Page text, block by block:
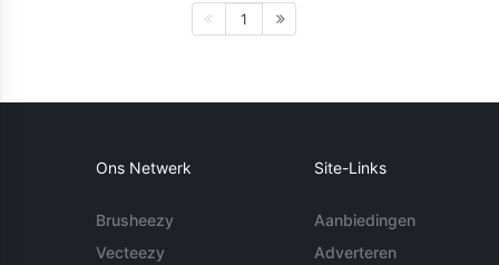
1
Ons Netwerk
Brusheezy
Vecteezy
Site-Links
Aanbiedingen
Adverteren